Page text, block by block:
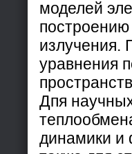
моделей
излучения.
уравнения
Дпя
динамики и